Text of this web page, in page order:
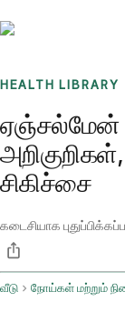
HEALTH LIBRARY
ஏஞ்சல்மேன்
சிகிச்சை
கடைசியாக
வீடு நோய்கள் மற்றும்